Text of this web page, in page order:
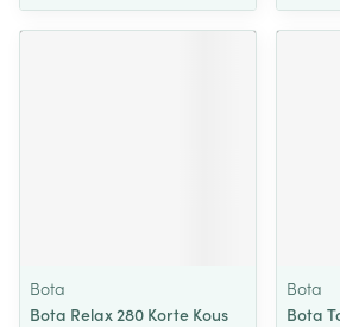
Bota
Bota Relax 280 Korte Kous
Bota
Bota